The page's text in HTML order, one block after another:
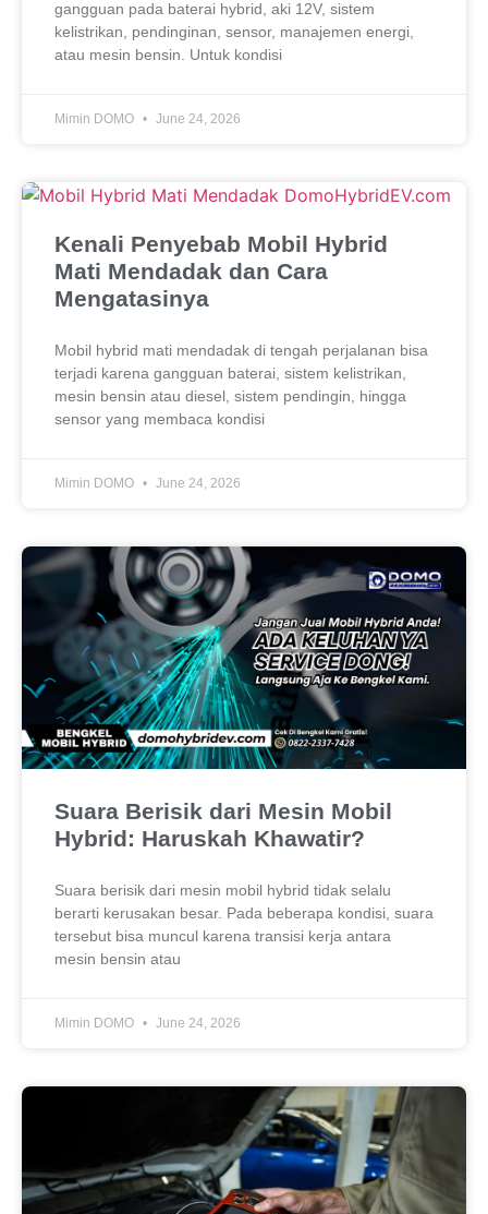
gangguan pada baterai hybrid, aki 12V, sistem
kelistrikan, pendinginan, sensor, manajemen energi,
atau mesin bensin. Untuk kondisi
Mimin DOMO June 24, 2026
Kenali Penyebab Mobil Hybrid
Mati Mendadak dan Cara
Mengatasinya
Mobil hybrid mati mendadak di tengah perjalanan bisa
terjadi karena gangguan baterai, sistem kelistrikan,
mesin bensin atau diesel, sistem pendingin, hingga
sensor yang membaca kondisi
Mimin DOMO June 24, 2026
Suara Berisik dari Mesin Mobil
Hybrid: Haruskah Khawatir?
Suara berisik dari mesin mobil hybrid tidak selalu
berarti kerusakan besar. Pada beberapa kondisi, suara
tersebut bisa muncul karena transisi kerja antara
mesin bensin atau
Mimin DOMO June 24, 2026